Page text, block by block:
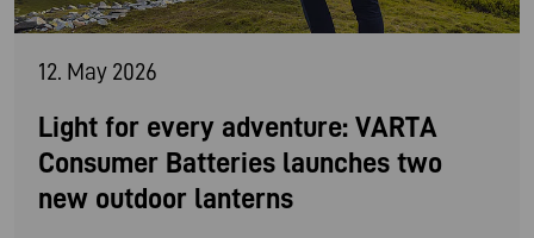
12. May 2026
Light for every adventure: VARTA
Consumer Batteries launches two
new outdoor lanterns